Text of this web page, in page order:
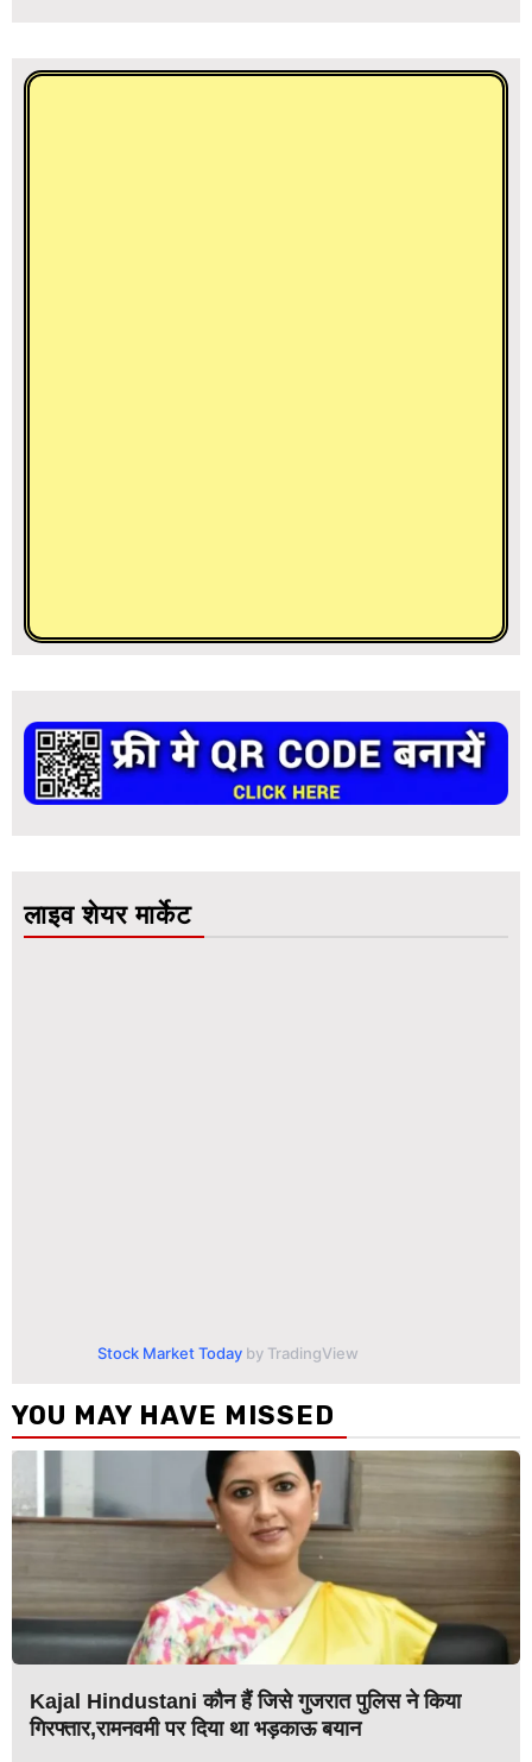
लाइव शेयर मार्केट
Stock Market Today by TradingView
YOU MAY HAVE MISSED
Kajal Hindustani कौन हैं जिसे गुजरात पुलिस ने किया
गिरफ्तार,रामनवमी पर दिया था भड़काऊ बयान